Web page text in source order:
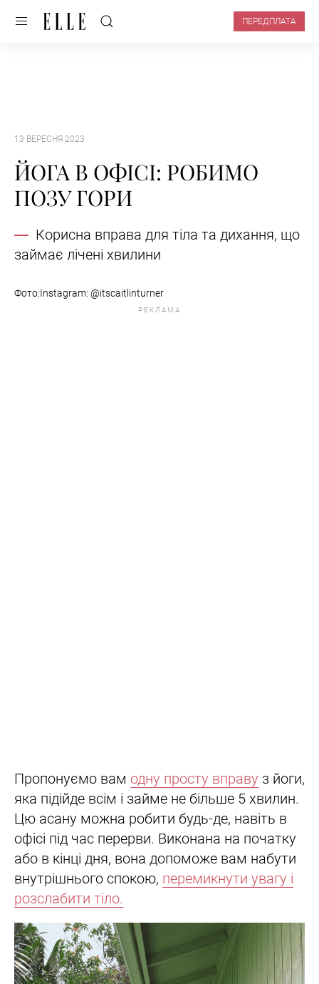
ПЕРЕДПЛАТА
13 ВЕРЕСНЯ 2023
ЙОГА В ОФІСІ: РОБИМО
ПОЗУ ГОРИ
Корисна вправа для тіла та дихання, що
займає лічені хвилини
Фото:​​​Instagram: @itscaitlinturner
РЕКЛАМА
Пропонуємо вам одну просту вправу з йоги,
яка підійде всім і займе не більше 5 хвилин.
Цю асану можна робити будь-де, навіть в
офісі під час перерви. Виконана на початку
або в кінці дня, вона допоможе вам набути
внутрішнього спокою, перемикнути увагу і
розслабити тіло.